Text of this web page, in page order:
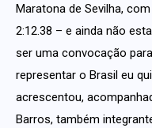
Maratona de Sevilha,
2:12.38 – e ainda não
ser uma convocação
representar o Brasil eu
acrescentou,
Barros, também